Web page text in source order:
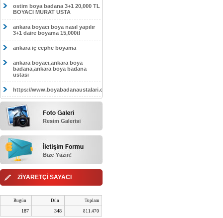
ostim boya badana 3+1 20,000 TL
BOYACI MURAT USTA
ankara boyacı boya nasıl yapılır
3+1 daire boyama 15,000tl
ankara iç cephe boyama
ankara boyacı,ankara boya
badana,ankara boya badana
ustası
https://www.boyabadanaustalari.com/
ZİYARETÇİ SAYACI
Bugün Dün Toplam
187 348 811.470